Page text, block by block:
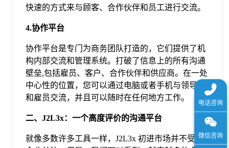
快速的方式来与顾客、合作伙伴和员工进行交流。
4.协作平台
协作平台是专门为商务团队打造的，它们提供了机
构内部交流和管理系统。打破了信息上的所有沟通
壁垒,包括雇员、客户、合作伙伴和供应商。在一处
中心性的位置，您可以通过电脑或者手机与领导者
和雇员交流，并且可以随时在任何地方工作。
二、J2L3x：一个高度评价的沟通平台
就像多数许多工具一样，J2L3x 初进市场并不受到